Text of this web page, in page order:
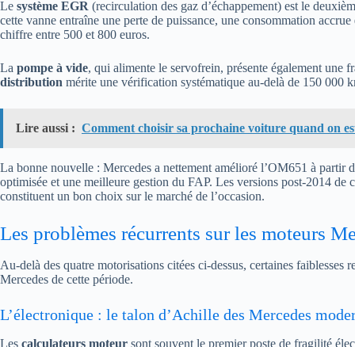
Le système EGR (recirculation des gaz d’échappement) est le
cette vanne entraîne une perte de puissance, une consommation
chiffre entre 500 et 800 euros.
La pompe à vide, qui alimente le servofrein, présente également une
distribution mérite une vérification systématique au-delà de 150 000
Lire aussi : Comment choisir sa prochaine voiture quand on
La bonne nouvelle : Mercedes a nettement amélioré l’OM651 à partir
optimisée et une meilleure gestion du FAP. Les versions post-2014 de
constituent un bon choix sur le marché de l’occasion.
Les problèmes récurrents sur les moteurs
Au-delà des quatre motorisations citées ci-dessus, certaines faiblesses
Mercedes de cette période.
L’électronique : le talon d’Achille des Mercedes
Les calculateurs moteur sont souvent le premier poste de fragilité